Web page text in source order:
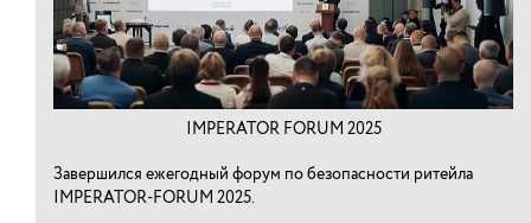
IMPERATOR FORUM 2025
Завершился ежегодный форум по безопасности ритейла
IMPERATOR-FORUM 2025.